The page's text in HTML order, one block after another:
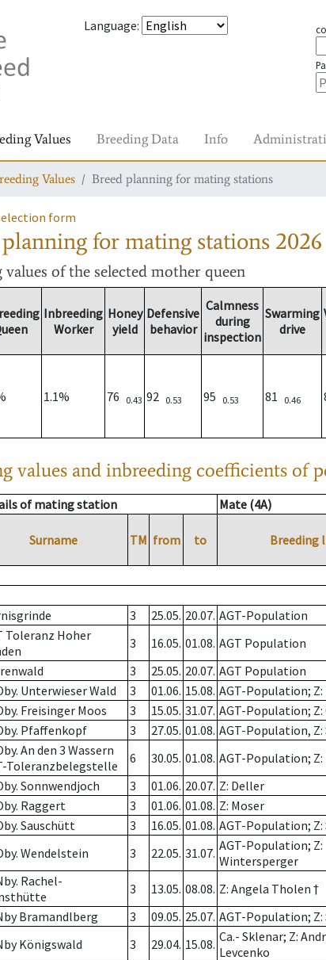
Language:
Values Breeding Data Info
Values Breed planning for mating stations
form
for mating stations 2026
values of the selected mother queen
Inbreeding
Worker
Honey
yield
Defensive
behavior
Calmness
during
inspection
Swarming
drive
1.1% 76 0.43 92 0.53 95 0.53 81 0.46
values and inbreeding coefficients of
of mating station Mate (4A)
Surname TM from to Breeding
3 25.05. 20.07. AGT-Population
Toleranz Hoher
3 16.05. 01.08. AGT Population
3 25.05. 20.07. AGT Population
Unterwieser Wald 3 01.06. 15.08. AGT-Population; Z:
Freisinger Moos 3 15.05. 31.07. AGT-Population;
Pfaffenkopf 3 27.05. 01.08. AGT-Population, Z:
An den 3 Wassern
Toleranzbelegstelle
6 30.05. 01.08. AGT-Population; Z:
Sonnwendjoch 3 01.06. 20.07. Z: Deller
Raggert 3 01.06. 01.08. Z: Moser
Sauschütt 3 16.05. 01.08. AGT-Population;
Wendelstein 3 22.05. 31.07. AGT-Population; Z:
Wintersperger
Rachel-
3 13.05. 08.08. Z: Angela Tholen †
Bramandlberg 3 09.05. 25.07. AGT-Population;
Königswald 3 29.04. 15.08. Ca.- Sklenar; Z:
Levcenko